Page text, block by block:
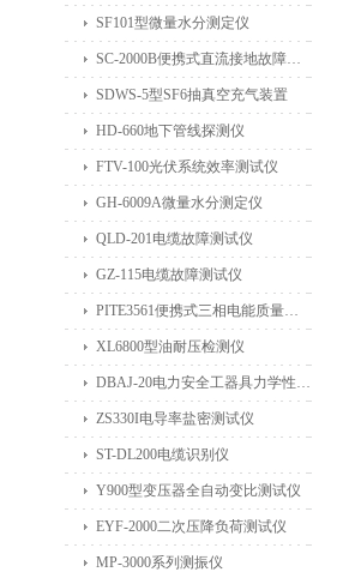
SF101型微量水分测定仪
SC-2000B便携式直流接地故障检测仪
SDWS-5型SF6抽真空充气装置
HD-660地下管线探测仪
FTV-100光伏系统效率测试仪
GH-6009A微量水分测定仪
QLD-201电缆故障测试仪
GZ-115电缆故障测试仪
PITE3561便携式三相电能质量分析仪
XL6800型油耐压检测仪
DBAJ-20电力安全工器具力学性能试验机
ZS330I电导率盐密测试仪
ST-DL200电缆识别仪
Y900型变压器全自动变比测试仪
EYF-2000二次压降负荷测试仪
MP-3000系列测振仪